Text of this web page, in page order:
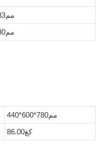
مم483*432*300
مم780*600*440
مم780*600*440
كغ86.00